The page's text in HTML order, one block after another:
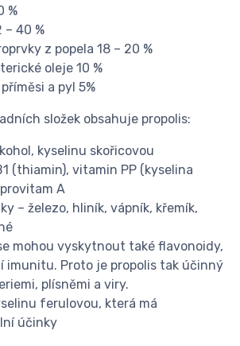
%
– 40 %
z popela 18 – 20 %
oleje 10 %
a pyl 5%
složek obsahuje propolis:
kyselinu skořicovou
(thiamin), vitamin PP (kyselina
A
– železo, hliník, vápník, křemík,
mohou vyskytnout také flavonoidy,
imunitu. Proto je propolis tak účinný
plísněmi a viry.
ferulovou, která má
účinky